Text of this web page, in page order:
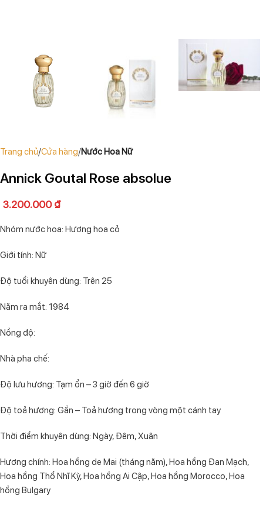
Trang chủ Cửa hàng Nước Hoa Nữ
Annick Goutal Rose absolue
3.200.000₫
Nhóm nước hoa: Hương hoa cỏ
Giới tính: Nữ
Độ tuổi khuyên dùng: Trên 25
Năm ra mắt: 1984
Nồng độ:
Nhà pha chế:
Độ lưu hương: Tạm ổn – 3 giờ đến 6 giờ
Độ toả hương: Gần – Toả hương trong vòng một cánh tay
Thời điểm khuyên dùng: Ngày, Đêm, Xuân
Hương chính: Hoa hồng de Mai (tháng năm), Hoa hồng Đan Mạch,
Hoa hồng Thổ Nhĩ Kỳ, Hoa hồng Ai Cập, Hoa hồng Morocco, Hoa
hồng Bulgary